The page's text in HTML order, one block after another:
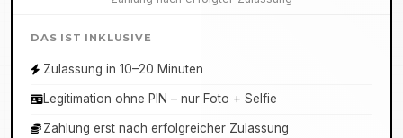
DAS IST INKLUSIVE
Zulassung in 10–20 Minuten
Legitimation ohne PIN – nur Foto + Selfie
Zahlung erst nach erfolgreicher Zulassung